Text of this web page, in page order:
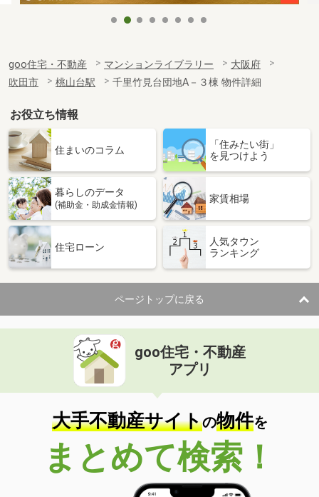
goo住宅・不動産 マンションライブラリー
大阪府
吹田市
桃山台駅 千里竹見台団地A－３棟 物件詳細
お役立ち情報
住まいのコラム
「住みたい街」
を見つけよう
暮らしのデータ
(補助金・助成金情報)
家賃相場
住宅ローン
人気タウン
ランキング
ページトップに戻る
goo住宅・不動産
アプリ
大手不動産サイトの物件を
まとめて検索！